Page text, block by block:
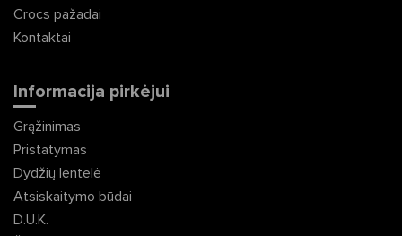
Crocs pažadai
Kontaktai
Informacija pirkėjui
Grąžinimas
Pristatymas
Dydžių lentelė
Atsiskaitymo būdai
D.U.K.